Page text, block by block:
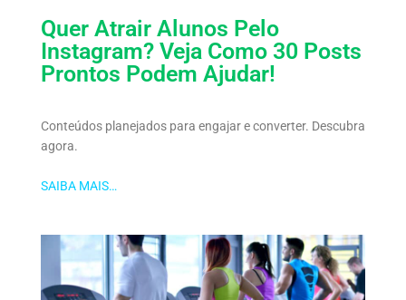
Quer Atrair Alunos Pelo
Instagram? Veja Como 30 Posts
Prontos Podem Ajudar!
Conteúdos planejados para engajar e converter. Descubra
agora.
SAIBA MAIS…